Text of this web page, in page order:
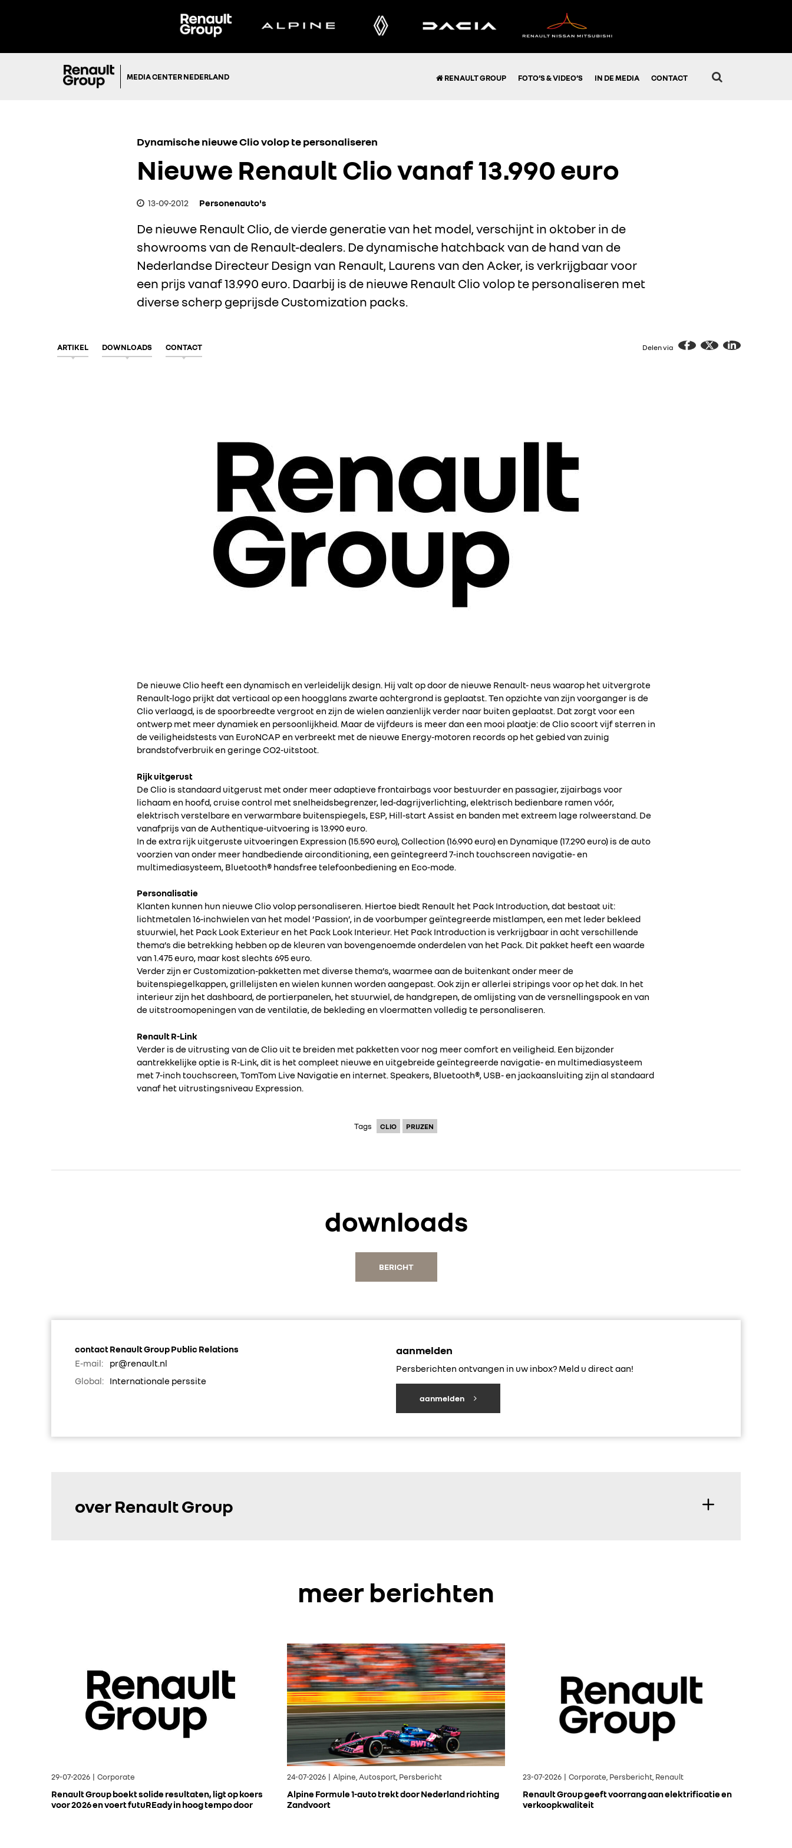
MEDIA CENTER NEDERLAND RENAULT GROUP FOTO’S & VIDEO’S IN DE MEDIA CONTACT
Dynamische nieuwe Clio volop te personaliseren
Nieuwe Renault Clio vanaf 13.990 euro
13-09-2012 Personenauto's
De nieuwe Renault Clio, de vierde generatie van het model, verschijnt in oktober in de
showrooms van de Renault-dealers. De dynamische hatchback van de hand van de
Nederlandse Directeur Design van Renault, Laurens van den Acker, is verkrijgbaar voor
een prijs vanaf 13.990 euro. Daarbij is de nieuwe Renault Clio volop te personaliseren met
diverse scherp geprijsde Customization packs.
ARTIKEL DOWNLOADS CONTACT Delen via
De nieuwe Clio heeft een dynamisch en verleidelijk design. Hij valt op door de nieuwe Renault- neus waarop het uitvergrote
Renault-logo prijkt dat verticaal op een hoogglans zwarte achtergrond is geplaatst. Ten opzichte van zijn voorganger is de
Clio verlaagd, is de spoorbreedte vergroot en zijn de wielen aanzienlijk verder naar buiten geplaatst. Dat zorgt voor een
ontwerp met meer dynamiek en persoonlijkheid. Maar de vijfdeurs is meer dan een mooi plaatje: de Clio scoort vijf sterren in
de veiligheidstests van EuroNCAP en verbreekt met de nieuwe Energy-motoren records op het gebied van zuinig
brandstofverbruik en geringe CO2-uitstoot.
Rijk uitgerust
De Clio is standaard uitgerust met onder meer adaptieve frontairbags voor bestuurder en passagier, zijairbags voor
lichaam en hoofd, cruise control met snelheidsbegrenzer, led-dagrijverlichting, elektrisch bedienbare ramen vóór,
elektrisch verstelbare en verwarmbare buitenspiegels, ESP, Hill-start Assist en banden met extreem lage rolweerstand. De
vanafprijs van de Authentique-uitvoering is 13.990 euro.
In de extra rijk uitgeruste uitvoeringen Expression (15.590 euro), Collection (16.990 euro) en Dynamique (17.290 euro) is de auto
voorzien van onder meer handbediende airconditioning, een geïntegreerd 7-inch touchscreen navigatie- en
multimediasysteem, Bluetooth® handsfree telefoonbediening en Eco-mode.
Personalisatie
Klanten kunnen hun nieuwe Clio volop personaliseren. Hiertoe biedt Renault het Pack Introduction, dat bestaat uit:
lichtmetalen 16-inchwielen van het model ‘Passion’, in de voorbumper geïntegreerde mistlampen, een met leder bekleed
stuurwiel, het Pack Look Exterieur en het Pack Look Interieur. Het Pack Introduction is verkrijgbaar in acht verschillende
thema’s die betrekking hebben op de kleuren van bovengenoemde onderdelen van het Pack. Dit pakket heeft een waarde
van 1.475 euro, maar kost slechts 695 euro.
Verder zijn er Customization-pakketten met diverse thema’s, waarmee aan de buitenkant onder meer de
buitenspiegelkappen, grillelijsten en wielen kunnen worden aangepast. Ook zijn er allerlei stripings voor op het dak. In het
interieur zijn het dashboard, de portierpanelen, het stuurwiel, de handgrepen, de omlijsting van de versnellingspook en van
de uitstroomopeningen van de ventilatie, de bekleding en vloermatten volledig te personaliseren.
Renault R-Link
Verder is de uitrusting van de Clio uit te breiden met pakketten voor nog meer comfort en veiligheid. Een bijzonder
aantrekkelijke optie is R-Link, dit is het compleet nieuwe en uitgebreide geïntegreerde navigatie- en multimediasysteem
met 7-inch touchscreen, TomTom Live Navigatie en internet. Speakers, Bluetooth®, USB- en jackaansluiting zijn al standaard
vanaf het uitrustingsniveau Expression.
Tags CLIO PRIJZEN
downloads
BERICHT
contact Renault Group Public Relations
E-mail:
pr@renault.nl
Global:
Internationale perssite
aanmelden
Persberichten ontvangen in uw inbox? Meld u direct aan!
aanmelden
over Renault Group
meer berichten
29-07-2026 | Corporate
Renault Group boekt solide resultaten, ligt op koers
voor 2026 en voert futuREady in hoog tempo door
24-07-2026 | Alpine, Autosport, Persbericht
Alpine Formule 1-auto trekt door Nederland richting
Zandvoort
23-07-2026 | Corporate, Persbericht, Renault
Renault Group geeft voorrang aan elektrificatie en
verkoopkwaliteit